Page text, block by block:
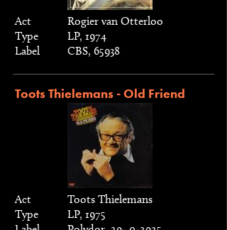
Act
Rogier van Otterloo
Type
LP, 1974
Label
CBS, 65938
Toots Thielemans - Old Friend
Act
Toots Thielemans
Type
LP, 1975